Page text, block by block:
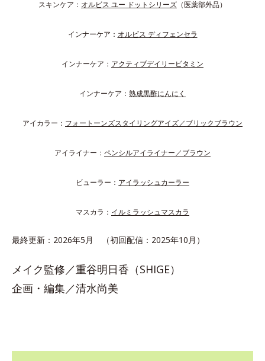
スキンケア： オルビス ユー ドットシリーズ （医薬部外品）
インナーケア： オルビス ディフェンセラ
インナーケア： アクティブデイリービタミン
インナーケア： 熟成黒酢にんにく
アイカラー： フォートーンズスタイリングアイズ／ブリックブラウン
アイライナー： ペンシルアイライナー／ブラウン
ビューラー： アイラッシュカーラー
マスカラ： イルミラッシュマスカラ
最終更新：2026年5月 （初回配信：2025年10月）
メイク監修／重谷明日香（SHIGE）
企画・編集／清水尚美